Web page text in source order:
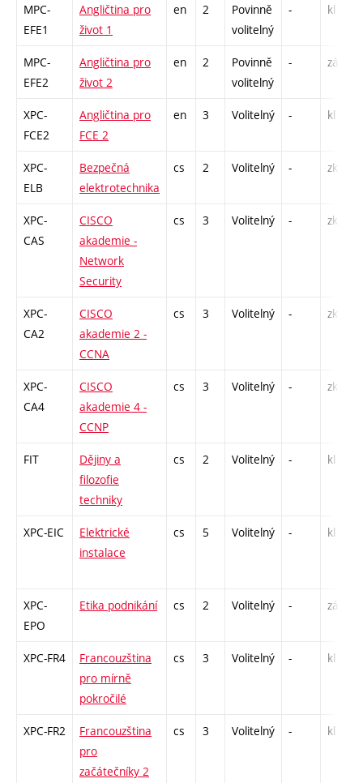
MPC-
EFE1
Angličtina pro
život 1
en 2
Povinně
volitelný
- kl
MPC-
EFE2
Angličtina pro
život 2
en 2
Povinně
volitelný
- zá,zk
XPC-
FCE2
Angličtina pro
FCE 2
en 3 Volitelný - kl
XPC-
ELB
Bezpečná
elektrotechnika
cs 2 Volitelný - zk
XPC-
CAS
CISCO
akademie -
Network
Security
cs 3 Volitelný - zk
XPC-
CA2
CISCO
akademie 2 -
CCNA
cs 3 Volitelný - zk
XPC-
CA4
CISCO
akademie 4 -
CCNP
cs 3 Volitelný - zk
FIT
Dějiny a
filozofie
techniky
cs 2 Volitelný - kl
XPC-EIC
Elektrické
instalace
cs 5 Volitelný - kl
XPC-
EPO
Etika podnikání cs 2 Volitelný - zá
XPC-FR4
Francouzština
pro mírně
pokročilé
cs 3 Volitelný - kl
XPC-FR2
Francouzština
pro
začátečníky 2
cs 3 Volitelný - kl